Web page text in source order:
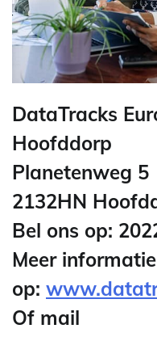
DataTracks
Hoofddorp
Planetenweg 5
2132HN
Bel ons op:
Meer
op:
Of mail